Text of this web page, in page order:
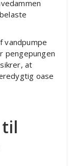
vandpumpe
pengepungen
at
oase